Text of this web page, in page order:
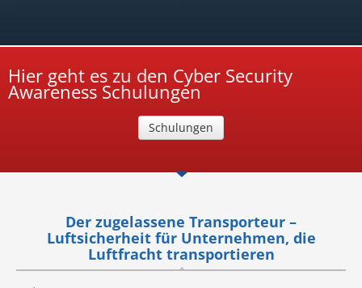
Hier geht es zu den Cyber Security
Awareness Schulungen
Schulungen
Der zugelassene Transporteur –
Luftsicherheit für Unternehmen, die
Luftfracht transportieren